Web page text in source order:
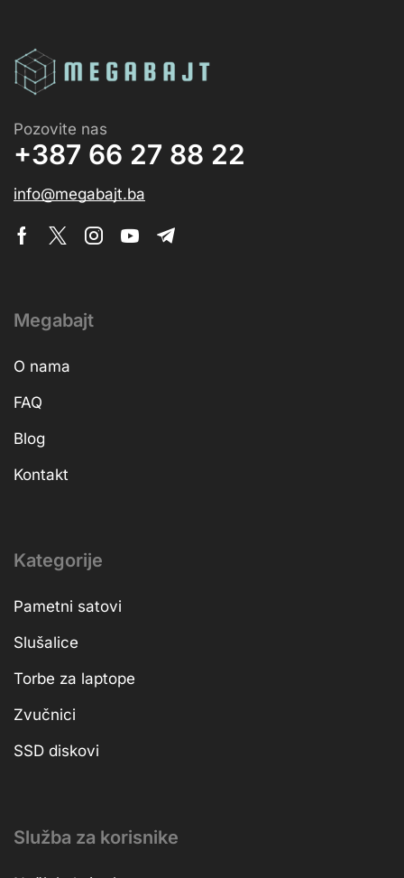
Pozovite nas
+387 66 27 88 22
info@megabajt.ba
Megabajt
O nama
FAQ
Blog
Kontakt
Kategorije
Pametni satovi
Slušalice
Torbe za laptope
Zvučnici
SSD diskovi
Služba za korisnike